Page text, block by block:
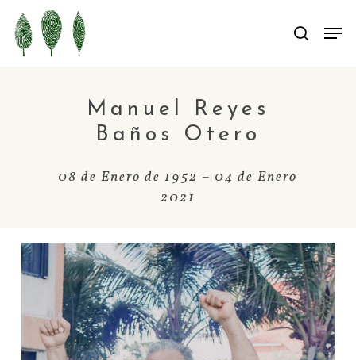
Skip
to
Manuel Reyes
Baños Otero
08 de Enero de 1952 – 04 de Enero
2021